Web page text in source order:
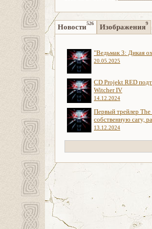
Новости526 Изображения9
"Ведьмак 3: Дикая
20.05.2025
CD Projekt RED
Witcher IV
14.12.2024
Первый трейлер
собственную сагу,
13.12.2024